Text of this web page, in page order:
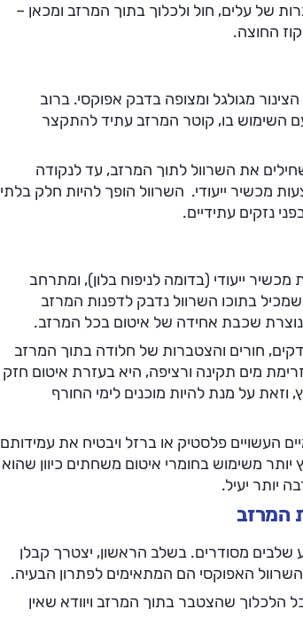
של עלים, חול ולכלוך בתוך המרזב ומכאן –
החוצה.
מגולגל ומצופה בדבק אפוקסי. ברוב
של השרוול יהיה 4 צול (10.2 ס"מ) ועם השימוש בו, קוטר המרזב עתיד להתקצר
את השרוול לתוך המרזב, עד לנקודה
מכשיר ייעודי. השרוול הופך להיות חלק בלתי
נזקים עתידיים.
ייעודי (בדומה לניפוח בלון), ומתרחב
בתוכו השרוול נדבק לדפנות המרזב
נוצרת שכבת אחידה של איטום בכל המרזב.
חורים והצטברות של חלודה בתוך המרזב
מים תקינה ורציפה, היא בעזרת איטום חזק
וזאת על מנת להיות מוכנים לימי החורף
העשויים פלסטיק או ברזל ויבטיח את עמידותם
משימוש בחומרי איטום משחתים כיוון שהוא
יותר יעיל.
המרזב
שלבים מסודרים. בשלב הראשון, יצטרך קבלן
האפוקסי הם המתאימים לפתרון הבעיה.
שהצטבר בתוך המרזב ויוודא שאין